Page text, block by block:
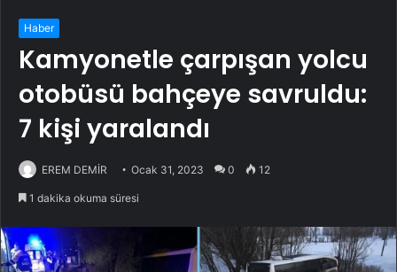
Haber
Kamyonetle çarpışan yolcu
otobüsü bahçeye savruldu:
7 kişi yaralandı
EREM DEMİR Ocak 31, 2023 0 12
1 dakika okuma süresi